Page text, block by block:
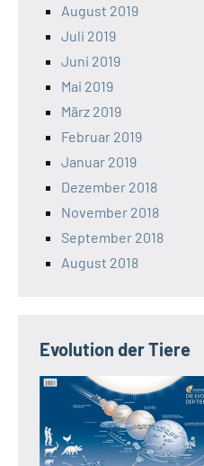
August 2019
Juli 2019
Juni 2019
Mai 2019
März 2019
Februar 2019
Januar 2019
Dezember 2018
November 2018
September 2018
August 2018
Evolution der Tiere